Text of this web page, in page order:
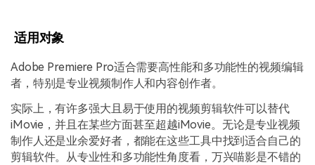
适用对象
Adobe Premiere Pro适合需要高性能和多功能性的视频编辑
者，特别是专业视频制作人和内容创作者。
实际上，有许多强大且易于使用的视频剪辑软件可以替代
iMovie，并且在某些方面甚至超越iMovie。无论是专业视频
制作人还是业余爱好者，都能在这些工具中找到适合自己的
剪辑软件。从专业性和多功能性角度看，万兴喵影是不错的